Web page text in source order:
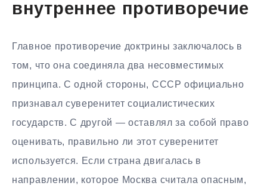
внутреннее противоречие
Главное противоречие доктрины заключалось в
том, что она соединяла два несовместимых
принципа. С одной стороны, СССР официально
признавал суверенитет социалистических
государств. С другой — оставлял за собой право
оценивать, правильно ли этот суверенитет
используется. Если страна двигалась в
направлении, которое Москва считала опасным,